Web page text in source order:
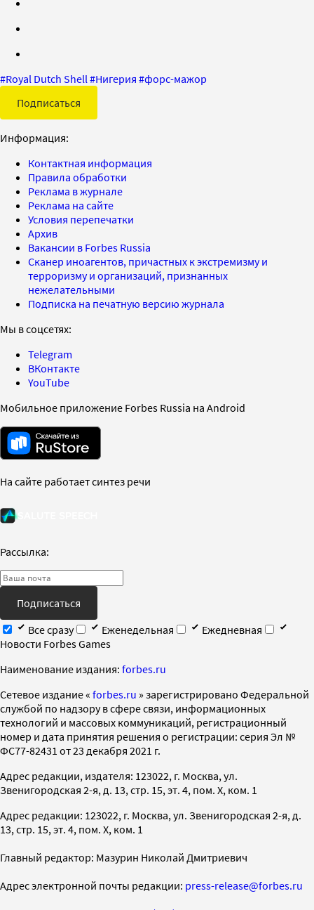
#Royal Dutch Shell #Нигерия #форс-мажор
Подписаться
Информация:
Контактная информация
Правила обработки
Реклама в журнале
Реклама на сайте
Условия перепечатки
Архив
Вакансии в Forbes Russia
Сканер иноагентов, причастных к экстремизму и
терроризму и организаций, признанных
нежелательными
Подписка на печатную версию журнала
Мы в соцсетях:
Telegram
ВКонтакте
YouTube
Мобильное приложение Forbes Russia на Android
На сайте работает синтез речи
Рассылка:
Подписаться
Все сразу
Еженедельная
Ежедневная
Новости Forbes Games
Наименование издания: forbes.ru
Cетевое издание « forbes.ru » зарегистрировано Федеральной
службой по надзору в сфере связи, информационных
технологий и массовых коммуникаций, регистрационный
номер и дата принятия решения о регистрации: серия Эл №
ФС77-82431 от 23 декабря 2021 г.
Адрес редакции, издателя: 123022, г. Москва, ул.
Звенигородская 2-я, д. 13, стр. 15, эт. 4, пом. X, ком. 1
Адрес редакции: 123022, г. Москва, ул. Звенигородская 2-я, д.
13, стр. 15, эт. 4, пом. X, ком. 1
Главный редактор: Мазурин Николай Дмитриевич
Адрес электронной почты редакции: press-release@forbes.ru